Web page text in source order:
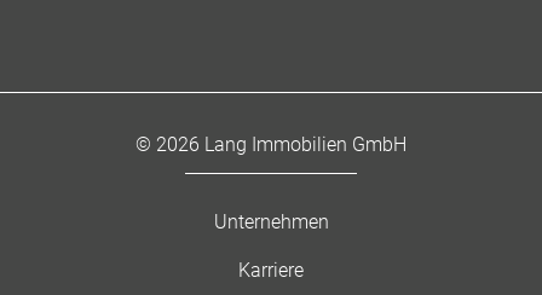
© 2026 Lang Immobilien GmbH
Unternehmen
Karriere